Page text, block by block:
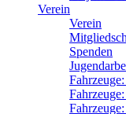
Verein
Verein
Spenden